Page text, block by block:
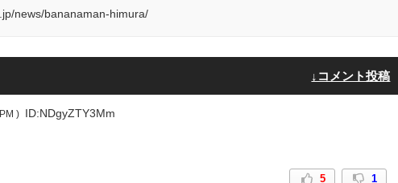
news/bananaman-himura/
↓コメント投稿
) ID:NDgyZTY3Mm
5 1